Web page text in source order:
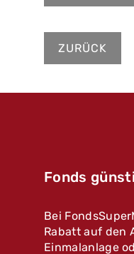
ZURÜCK
Fonds
Bei
Rabatt auf den
Einmalanlage